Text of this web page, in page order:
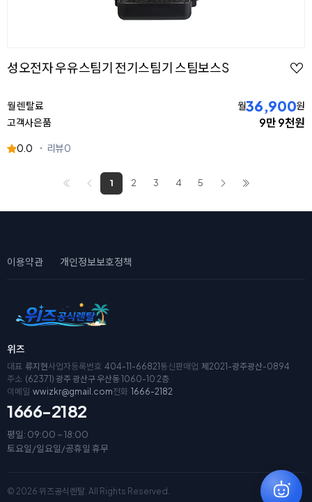
성오전자 우유스팀기 전기스팀기 스팀보스S
월 렌탈료 월36,900원
고객사은품
9만 9천원
0.0 리뷰0
1 2 3 4 5
이용약관 개인정보보호정책
위즈
대표 류지현사업자등록번호 404-11-66821 통신판매업 제2021-광주광산-0894
주소 (62371) 광주 광산구 우산동 1060-10 2층
이메일 wwizkr@gmail.com전화 1666-2182
1666-2182
평일: 09:00 ~ 18:00
토요일/일요일/공휴일 휴무
© 2026 위즈공식렌탈. All Rights Reserved.